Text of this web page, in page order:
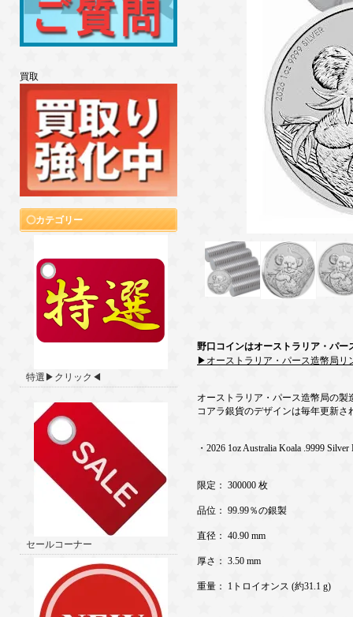
買取
カテゴリー
特選▶クリック◀
セールコーナー
野口コインはオーストラリア・パー
▶オーストラリア・パース造幣局
オーストラリア・パース造幣局の製
コアラ銀貨のデザインは毎年更新さ
・2026 1oz Australia Koala .9999
限定： 300000 枚
品位： 99.99％の銀製
直径： 40.90 mm
厚さ： 3.50 mm
重量： 1トロイオンス (約31.1 g)